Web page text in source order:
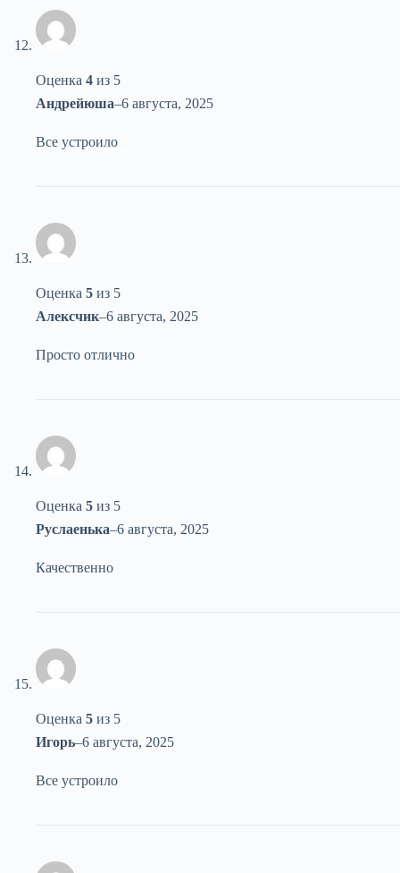
Оценка 4 из 5
Андрейюша–6 августа, 2025
Все устроило
Оценка 5 из 5
Алексчик–6 августа, 2025
Просто отлично
Оценка 5 из 5
Руслаенька–6 августа, 2025
Качественно
Оценка 5 из 5
Игорь–6 августа, 2025
Все устроило